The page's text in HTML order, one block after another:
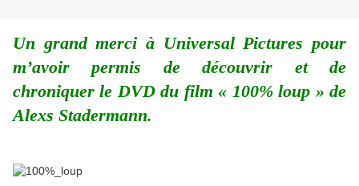
Un grand merci à Universal Pictures pour
m’avoir permis de découvrir et de
chroniquer le DVD du film « 100% loup » de
Alexs Stadermann.